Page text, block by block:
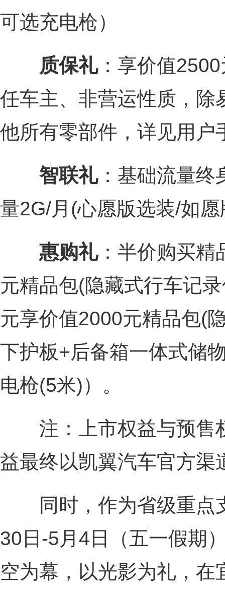
可选充电枪）
质保礼：享价值
任车主、非营运性质，除
他所有零部件，详见用户
智联礼：基础流量终
量2G/月(心愿版选装/如
惠购礼：半价购买精
元精品包(隐藏式行车记
元享价值2000元精品包(
下护板+后备箱一体式储
电枪(5米)）。
注：上市权益与预售
益最终以凯翼汽车官方渠
同时，作为省级重点
30日-5月4日（五一假期
空为幕，以光影为礼，